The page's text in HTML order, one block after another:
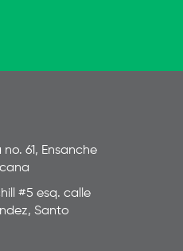
61, Ensanche
#5 esq. calle
Santo